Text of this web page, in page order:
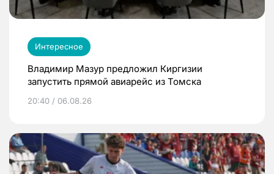
Интересное
Владимир Мазур предложил Киргизии
запустить прямой авиарейс из Томска
20:40 / 06.08.26